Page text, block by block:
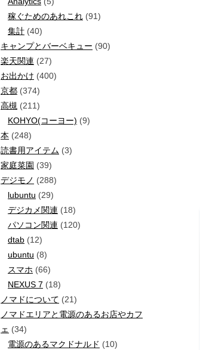
稼ぐためのあれこれ (91)
集計 (40)
キャンプとバーベキュー (90)
楽天関連 (27)
お出かけ (400)
京都 (374)
高槻 (211)
KOHYO(コーヨー) (9)
本 (248)
読書用アイテム (3)
家庭菜園 (39)
デジモノ (288)
lubuntu (29)
デジカメ関連 (18)
パソコン関連 (120)
dtab (12)
ubuntu (8)
スマホ (66)
NEXUS 7 (18)
ノマドについて (21)
ノマドエリアと電源のあるお店やカフ
ェ (34)
電源のあるマクドナルド (10)